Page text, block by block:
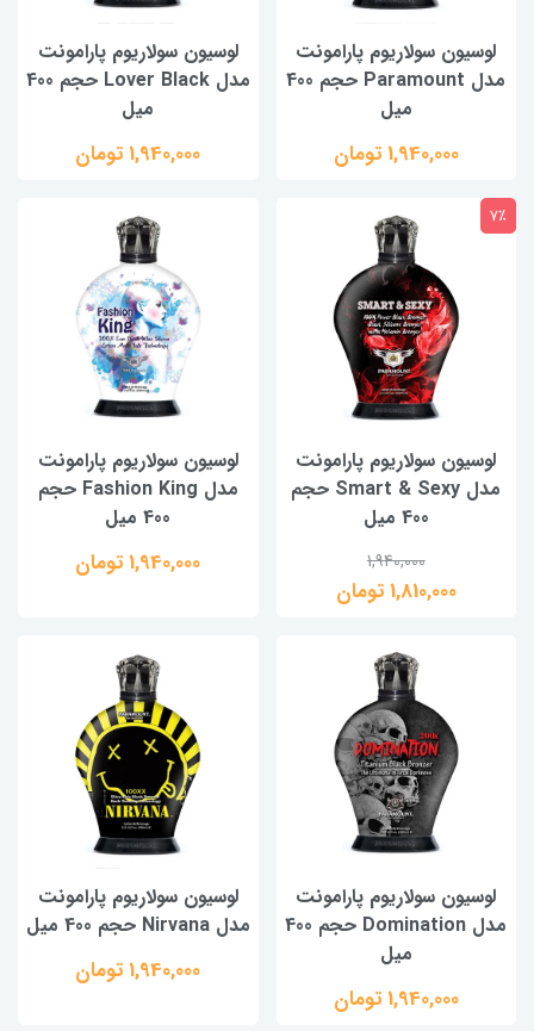
لوسیون سولاریوم پارامونت
مدل Paramount حجم 400
میل
1,940,000 تومان
لوسیون سولاریوم پارامونت
مدل Lover Black حجم 400
میل
1,940,000 تومان
لوسیون سولاریوم پارامونت
مدل Smart & Sexy حجم
400 میل
1,940,000
1,810,000 تومان
7٪
لوسیون سولاریوم پارامونت
مدل Fashion King حجم
400 میل
1,940,000 تومان
لوسیون سولاریوم پارامونت
مدل Domination حجم 400
میل
1,940,000 تومان
لوسیون سولاریوم پارامونت
مدل Nirvana حجم 400 میل
1,940,000 تومان